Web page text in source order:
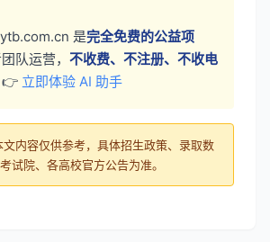
是完全免费的公益项
队运营， 不收费、不注册、不收电
👉 立即体验 AI 助手
文内容仅供参考，具体招生政策、录取数
试院、各高校官方公告为准。